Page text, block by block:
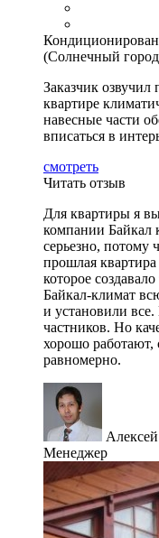
(Солнечный
Заказчик
квартире
навесные части
вписаться в
смотреть
Читать отзыв
Для квартиры я
компании Байкал
серьезно,
прошлая
которое
Байкал-климат
и установили
частников. Но
хорошо работают,
равномерно.
Менеджер